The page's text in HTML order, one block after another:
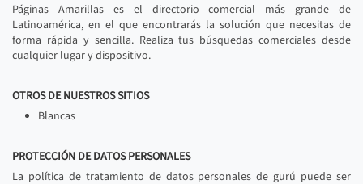
Páginas Amarillas es el directorio comercial más grande de
Latinoamérica, en el que encontrarás la solución que necesitas de
forma rápida y sencilla. Realiza tus búsquedas comerciales desde
cualquier lugar y dispositivo.
OTROS DE NUESTROS SITIOS
Blancas
PROTECCIÓN DE DATOS PERSONALES
La política de tratamiento de datos personales de gurú puede ser